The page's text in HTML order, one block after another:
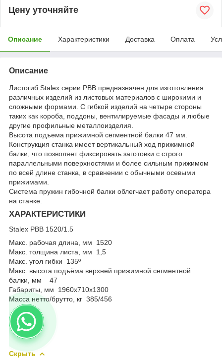
Цену уточняйте
Описание Характеристики Доставка Оплата
Описание
Листогиб Stalex серии PBB предназначен для изготовления
различных изделий из листовых материалов с широкими и
сложными формами. С гибкой изделий на четыре стороны
таких как короба, поддоны, вентилируемые фасады и любые
другие профильные металлоизделия.
Высота подъема прижимной сегментной балки 47 мм.
Конструкция станка имеет вертикальный ход прижимной
балки, что позволяет фиксировать заготовки с строго
параллельными поверхностями и более сильным прижимом
по всей длине станка, в сравнении с обычными осевыми
прижимами.
Система пружин гибочной балки облегчает работу оператора
на станке.
ХАРАКТЕРИСТИКИ
Stalex PBB 1520/1.5
Макс. рабочая длина, мм 1520
Макс. толщина листа, мм 1,5
Макс. угол гибки 135º
Макс. высота подъёма верхней прижимной сегментной
балки, мм 47
Габариты, мм 1960х710х1300
Масса нетто/брутто, кг 385/456
Скрыть